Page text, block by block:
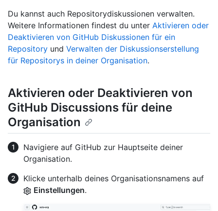
Du kannst auch Repositorydiskussionen verwalten.
Weitere Informationen findest du unter Aktivieren oder
Deaktivieren von GitHub Diskussionen für ein
Repository und Verwalten der Diskussionserstellung
für Repositorys in deiner Organisation.
Aktivieren oder Deaktivieren von
GitHub Discussions für deine
Organisation
Navigiere auf GitHub zur Hauptseite deiner
Organisation.
Klicke unterhalb deines Organisationsnamens auf
Einstellungen.